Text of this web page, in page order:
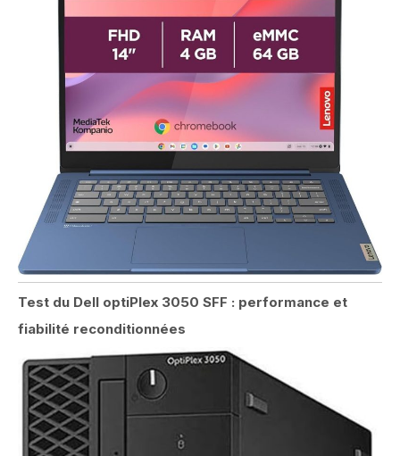
Test du Dell optiPlex 3050 SFF : performance et
fiabilité reconditionnées